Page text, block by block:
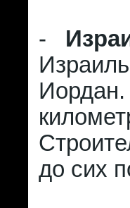
-
до сих